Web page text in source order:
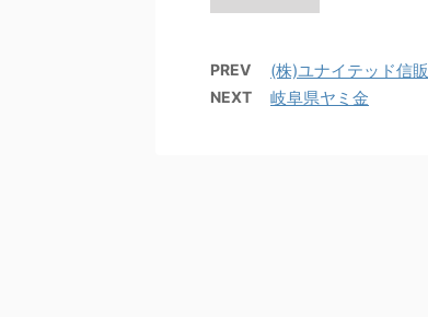
PREV (株)ユナイテッド信販
NEXT 岐阜県ヤミ金